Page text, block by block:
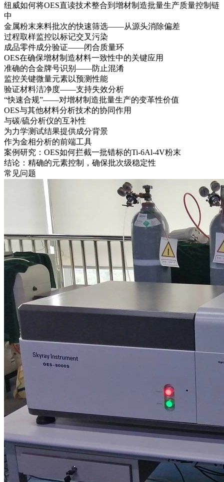
纽威如何将OES直读技术整合到增材制造批量生产质量控制链
中
金属粉末来料批次的快速筛选——从源头消除偏差
过程取样监控以标记交叉污染
成品零件成分验证——闭合质量环
OES在确保增材制造材料一致性中的关键应用
准确的合金牌号识别——防止混淆
监控关键微量元素以预测性能
验证材料洁净度——支持失效分析
“快速合规”——对增材制造批量生产的变革性价值
OES与其他材料分析技术的协同作用
与碳/硫分析仪的互补性
为力学测试结果提供成分背景
作为金相分析的前端工具
案例研究：OES如何拦截一批错标的Ti-6Al-4V粉末
结论：精确的元素控制，确保批次级稳定性
常见问题